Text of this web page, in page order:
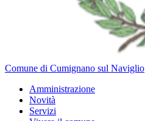
Comune di Cumignano sul Naviglio
Amministrazione
Novità
Servizi